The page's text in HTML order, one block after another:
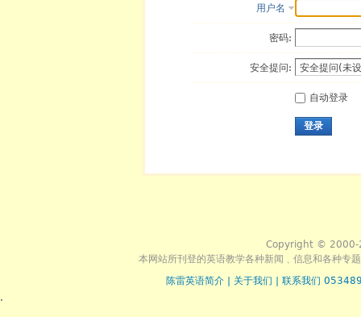
用户名
密码:
安全提问:
自动登录
登录
Copyright © 2000-
本网站所刊登的英语教学各种新闻﹑信息和各种专
陈雷英语简介
关于我们
联系我们
.